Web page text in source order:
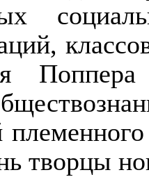
творцы